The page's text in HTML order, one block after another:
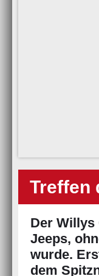
Treffen
Der Willys
Jeeps,
wurde.
dem